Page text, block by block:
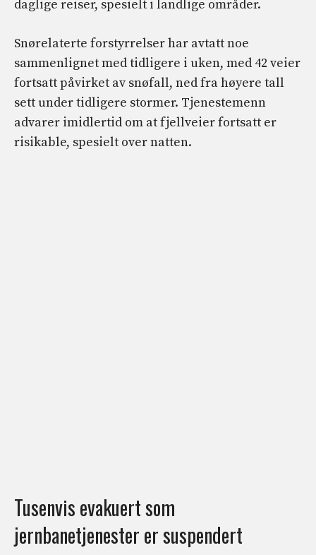
daglige reiser, spesielt i landlige områder.
Snørelaterte forstyrrelser har avtatt noe
sammenlignet med tidligere i uken, med 42 veier
fortsatt påvirket av snøfall, ned fra høyere tall
sett under tidligere stormer. Tjenestemenn
advarer imidlertid om at fjellveier fortsatt er
risikable, spesielt over natten.
Tusenvis evakuert som
jernbanetjenester er suspendert